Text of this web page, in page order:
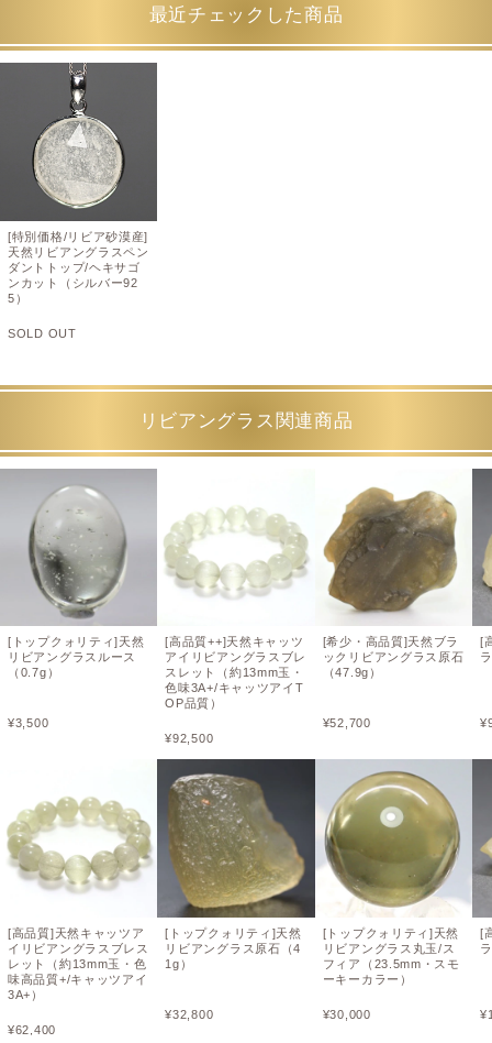
最近チェックした商品
[特別価格/リビア砂漠産]
天然リビアングラスペン
ダントトップ/ヘキサゴ
ンカット（シルバー92
5）
SOLD OUT
リビアングラス関連商品
[トップクォリティ]天然
リビアングラスルース
（0.7g）
¥3,500
[高品質]天然キャッツア
イリビアングラスブレス
レット（約13mm玉・色
味高品質+/キャッツアイ
3A+）
¥62,400
[高品質++]天然キャッツ
アイリビアングラスブレ
スレット（約13mm玉・
色味3A+/キャッツアイT
OP品質）
¥92,500
[トップクォリティ]天然
リビアングラス原石（4
1g）
¥32,800
[希少・高品質]天然ブラ
ックリビアングラス原石
（47.9g）
¥52,700
[トップクォリティ]天然
リビアングラス丸玉/ス
フィア（23.5mm・スモ
ーキーカラー）
¥30,000
[
¥
[
¥